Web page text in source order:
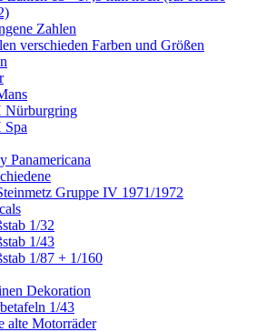
Zahlen
verschieden Farben und Größen
Nürburgring
Spa
Panamericana
Gruppe IV 1971/1972
1/32
1/43
1/87 + 1/160
Dekoration
1/43
alte Motorräder